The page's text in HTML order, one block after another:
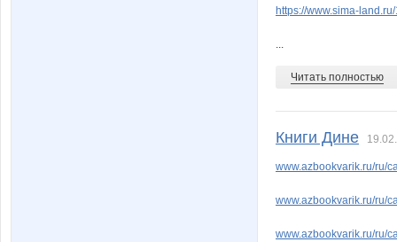
https://www.sima-
...
Читать полностью
Книги Дине
www.azbookvarik.ru/ru/
www.azbookvarik.ru/ru/
www.azbookvarik.ru/ru/